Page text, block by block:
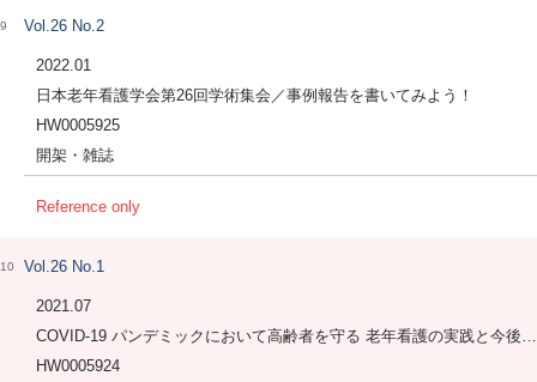
9 Vol.26 No.2
2022.01
日本老年看護学会第26回学術集会／事例報告を書いてみよう！
HW0005925
開架・雑誌
Reference only
10 Vol.26 No.1
2021.07
COVID-19 パンデミックにおいて高齢者を守る 老年看護の実践と今後の方向性
HW0005924